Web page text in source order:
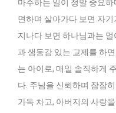
마주하는 일이 정말 중요
면하며 살아가다 보면 자
지나다 보면 하나님과는
과 생동감 있는 교제를 하
는 아이로, 매일 솔직하게
다. 주님을 신뢰하며 잠잠
가득 차고, 아버지의 사랑